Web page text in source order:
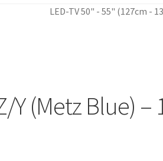
LED-TV 50" - 55" (127cm -
Y (Metz Blue) –